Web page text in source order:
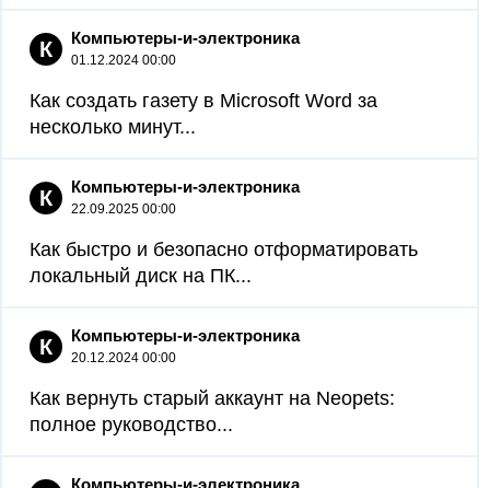
К Компьютеры-и-электроника
01.12.2024 00:00
Как создать газету в Microsoft Word за
несколько минут...
К Компьютеры-и-электроника
22.09.2025 00:00
Как быстро и безопасно отформатировать
локальный диск на ПК...
К Компьютеры-и-электроника
20.12.2024 00:00
Как вернуть старый аккаунт на Neopets:
полное руководство...
Компьютеры-и-электроника